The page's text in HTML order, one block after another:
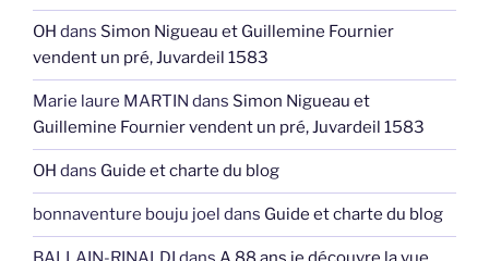
OH dans Simon Nigueau et Guillemine Fournier
vendent un pré, Juvardeil 1583
Marie laure MARTIN dans Simon Nigueau et
Guillemine Fournier vendent un pré, Juvardeil 1583
OH dans Guide et charte du blog
bonnaventure bouju joel dans Guide et charte du blog